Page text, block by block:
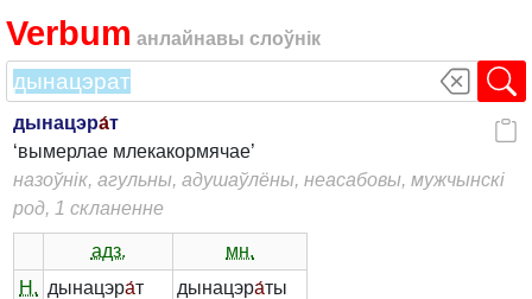
Verbum анлайнавы слоўнік
дынацэра́т
‘вымерлае млекакормячае’
назоўнік, агульны, адушаўлёны, неасабовы, мужчынскі
род, 1 скланенне
адз.
мн.
Н. дынацэра́т дынацэра́ты